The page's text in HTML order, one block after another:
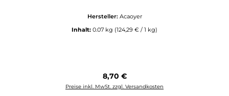
Hersteller: Acaoyer
Inhalt: 0.07 kg (124,29 € / 1 kg)
Regulärer Preis:
8,70 €
Preise inkl. MwSt. zzgl. Versandkosten